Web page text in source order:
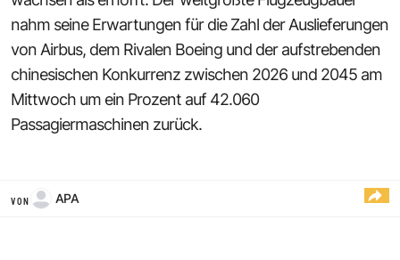
nahm seine Erwartungen für die Zahl der Auslieferungen
von Airbus, dem Rivalen Boeing und der aufstrebenden
chinesischen Konkurrenz zwischen 2026 und 2045 am
Mittwoch um ein Prozent auf 42.060
Passagiermaschinen zurück.
VON APA